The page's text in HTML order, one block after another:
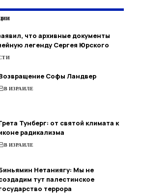
что архивные документы
легенду Сергея Юрского
Софы Ландвер
В ИЗРАИЛЕ
Тунберг: от святой климата к
радикализма
В ИЗРАИЛЕ
Нетаниягу: Мы не
тут палестинское
террора